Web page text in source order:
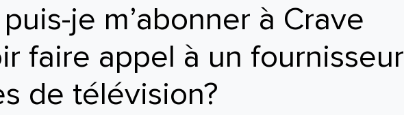
je m’abonner à Crave
faire appel à un fournisseur
de télévision?